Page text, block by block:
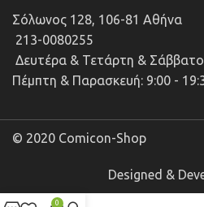
Σόλωνος 128, 106-81 Αθήνα
213-0080255
Δευτέρα & Τετάρτη &
Πέμπτη & Παρασκευή: 9:00 -
© 2020 Comicon-Shop
Designed &
0